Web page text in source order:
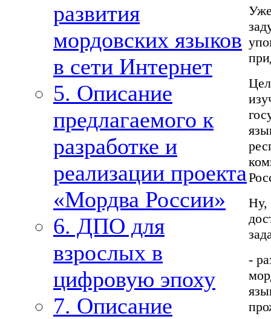
развития
мордовских языков
в сети Интернет
5. Описание
предлагаемого к
разработке и
реализации проекта
«Мордва России»
6. ДПО для
взрослых в
цифровую эпоху
7. Описание
Ну,
-